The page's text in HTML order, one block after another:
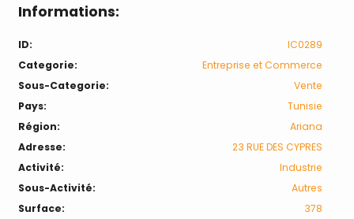
Informations:
ID:
IC0289
Categorie:
Entreprise et Commerce
Sous-Categorie:
Vente
Pays:
Tunisie
Région:
Ariana
Adresse:
23 RUE DES CYPRES
Activité:
Industrie
Sous-Activité:
Autres
Surface:
378